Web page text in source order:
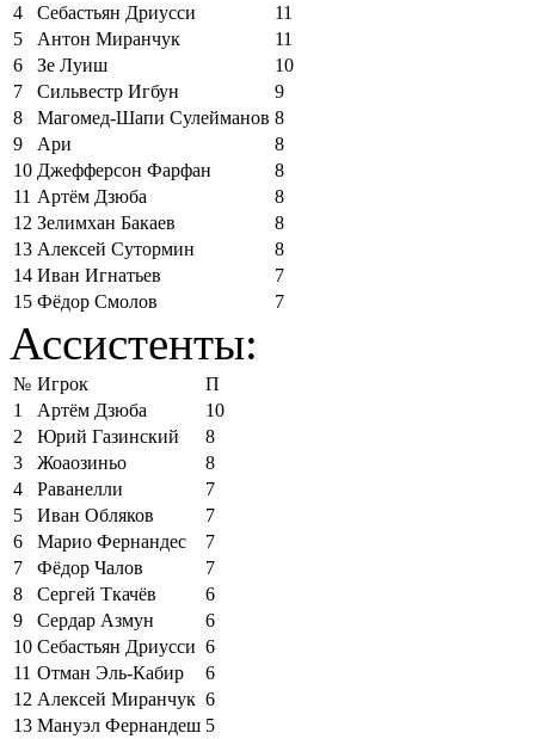
4
Себастьян Дриусси
11
5
Антон Миранчук
11
6
Зе Луиш
10
7
Сильвестр Игбун
9
8
Магомед-Шапи Сулейманов 8
9
Ари
8
10 Джефферсон Фарфан
8
11 Артём Дзюба
8
12 Зелимхан Бакаев
8
13 Алексей Сутормин
8
14 Иван Игнатьев
7
15 Фёдор Смолов 7
Ассистенты:
№ Игрок
П
1
Артём Дзюба
10
2
Юрий Газинский
8
3
Жоаозиньо
8
4
Раванелли
7
5
Иван Обляков
7
6
Марио Фернандес
7
7
Фёдор Чалов
7
8
Сергей Ткачёв
6
9
Сердар Азмун
6
10 Себастьян Дриусси 6
11 Отман Эль-Кабир
6
12 Алексей Миранчук 6
13 Мануэл Фернандеш 5